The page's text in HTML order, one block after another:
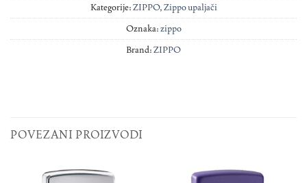
Kategorije:ZIPPO,Zippo upaljači
Oznaka:zippo
Brand:ZIPPO
POVEZANI PROIZVODI